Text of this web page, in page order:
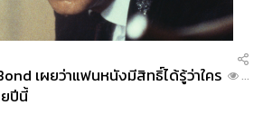
เผยว่าแฟนหนังมีสิทธิ์ได้รู้ว่าใคร
ปีนี้
...